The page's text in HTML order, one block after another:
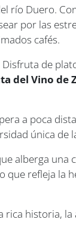
río Duero.
por las
cafés.
de
del Vino de
a poca
única de
alberga una
que refleja la
historia,